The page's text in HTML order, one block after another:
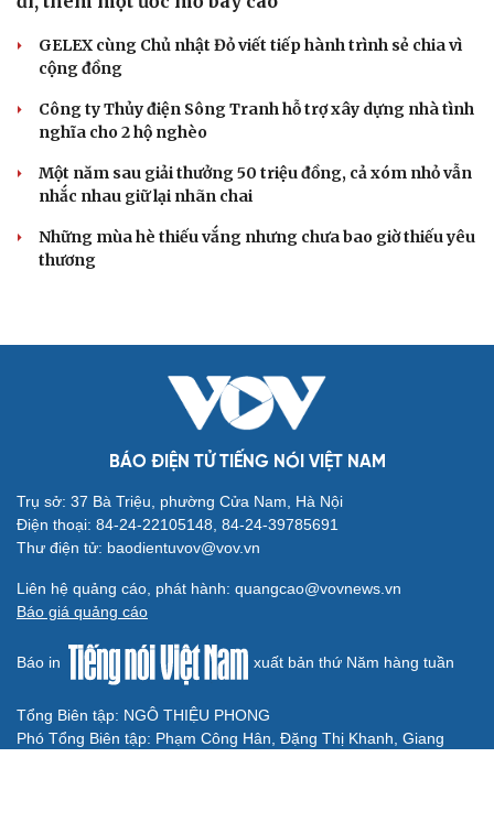
Techcom Life và cách tiếp cận mới cho bài toán
bảo vệ sức khỏe của người Việt
Những "giá trị ẩn" cần được nhìn rõ đằng sau một căn
hộ
Đoàn khảo sát Quốc hội làm việc với EVNHCMC về phát
triển lưới điện thông minh
Vinmec phẫu thuật xuyên Việt hai chiều bằng robot
VÌ CỘNG ĐỒNG
“Young Shoots of Vietnam”: Mỗi cuốn sách trao
đi, thêm một ước mơ bay cao
GELEX cùng Chủ nhật Đỏ viết tiếp hành trình sẻ chia vì